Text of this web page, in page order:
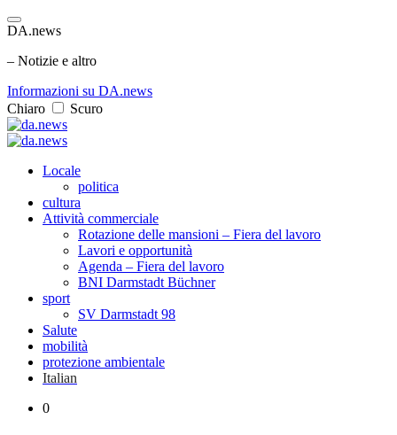
DA.news
– Notizie e altro
Informazioni su DA.news
Chiaro
Scuro
Locale
politica
cultura
Attività commerciale
Rotazione delle mansioni – Fiera del lavoro
Lavori e opportunità
Agenda – Fiera del lavoro
BNI Darmstadt Büchner
sport
SV Darmstadt 98
Salute
mobilità
protezione ambientale
Italian
0